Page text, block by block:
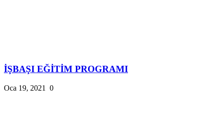
İŞBAŞI EĞİTİM PROGRAMI
Oca 19, 2021 0